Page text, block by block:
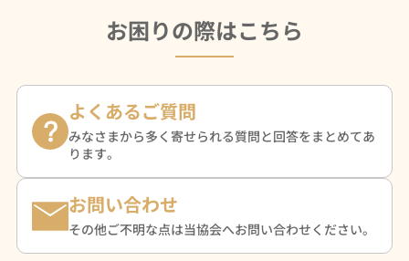
お困りの際はこちら
よくあるご質問
みなさまから多く寄せられる質問と回答をまとめてあ
ります。
お問い合わせ
その他ご不明な点は当協会へお問い合わせください。